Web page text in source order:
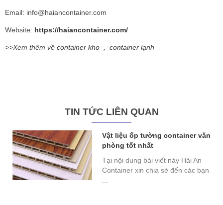
Email: info@haiancontainer.com
Website: https://haiancontainer.com/
>>Xem thêm về container kho , container lạnh
TIN TỨC LIÊN QUAN
Vật liệu ốp tường container văn
phòng tốt nhất
Tại nội dung bài viết này Hải An
Container xin chia sẻ đến các bạn
...